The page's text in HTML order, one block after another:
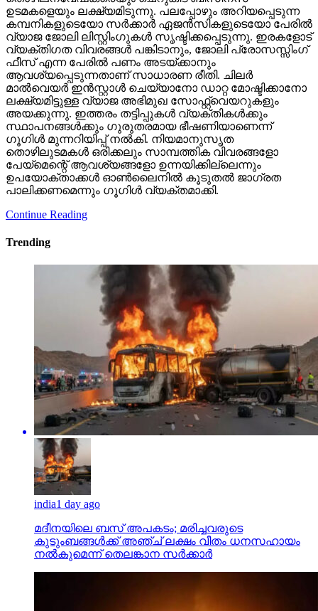
ഉടമകളെയും ലക്ഷ്യമിടുന്നു. പലപ്പോഴും അറിയപ്പെടുന്ന
കമ്പനികളുടെയോ സര്‍ക്കാര്‍ ഏജന്‍സികളുടെയോ പേരില്‍
വ്യാജ ജോലി ലിസ്റ്റിംഗുകള്‍ സൃഷ്ടിക്കപ്പെടുന്നു. ഇരകളോട്
വ്യക്തിഗത വിവരങ്ങള്‍ പങ്കിടാനും, ജോലി പ്രോസസ്സിംഗ്
ഫീസ് എന്ന പേരില്‍ പണം അടയ്ക്കാനും
ആവശ്യപ്പെടുന്നതാണ് സാധാരണ രീതി. ചിലര്‍
മാല്‍വെയര്‍ ഇന്‍സ്റ്റാള്‍ ചെയ്യാനോ ഡാറ്റ മോഷ്ടിക്കാനോ
ലക്ഷ്യമിട്ടുള്ള വ്യാജ അഭിമുഖ സോഫ്റ്റ്‌വെയറുകളും
അയക്കുന്നു. ഇത്തരം തട്ടിപ്പുകള്‍ വ്യക്തികള്‍ക്കും
സ്ഥാപനങ്ങള്‍ക്കും ഗുരുതരമായ ഭീഷണിയാണെന്ന്
ഗൂഗിള്‍ മുന്നറിയിപ്പ് നല്‍കി. നിയമാനുസൃത
തൊഴിലുടമകള്‍ ഒരിക്കലും സാമ്പത്തിക വിവരങ്ങളോ
പേയ്‌മെന്റെ് ആവശ്യങ്ങളോ ഉന്നയിക്കില്ലെന്നും
ഉപയോക്താക്കള്‍ ഓണ്‍ലൈനില്‍ കൂടുതല്‍ ജാഗ്രത
പാലിക്കണമെന്നും ഗൂഗിള്‍ വ്യക്തമാക്കി.
Continue Reading
Trending
india1 day ago
മദീനയിലെ ബസ് അപകടം; മരിച്ചവരുടെ
കുടുംബങ്ങള്‍ക്ക് അഞ്ച് ലക്ഷം വീതം ധനസഹായം
നല്‍കുമെന്ന് തെലങ്കാന സര്‍ക്കാര്‍